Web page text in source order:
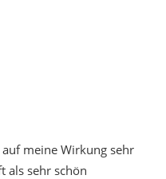
meine Wirkung sehr
als sehr schön